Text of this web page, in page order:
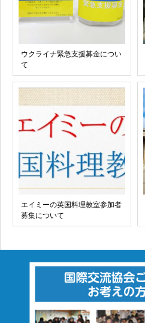
ウクライナ緊急支援募金につい
て
エイミーの英国料理教室参加者
募集について